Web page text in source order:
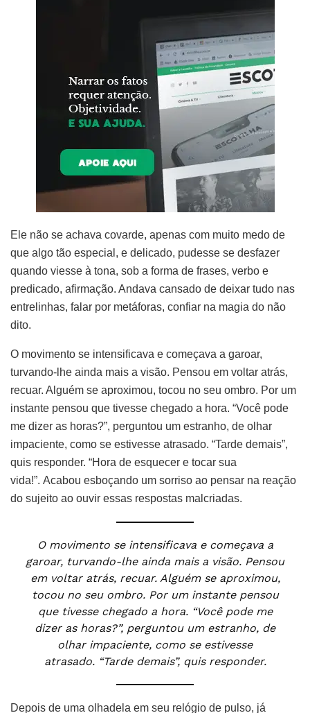
Ele não se achava covarde, apenas com muito medo de
que algo tão especial, e delicado, pudesse se desfazer
quando viesse à tona, sob a forma de frases, verbo e
predicado, afirmação. Andava cansado de deixar tudo nas
entrelinhas, falar por metáforas, confiar na magia do não
dito.
O movimento se intensificava e começava a garoar,
turvando-lhe ainda mais a visão. Pensou em voltar atrás,
recuar. Alguém se aproximou, tocou no seu ombro. Por um
instante pensou que tivesse chegado a hora. “Você pode
me dizer as horas?”, perguntou um estranho, de olhar
impaciente, como se estivesse atrasado. “Tarde demais”,
quis responder. “Hora de esquecer e tocar sua
vida!”. Acabou esboçando um sorriso ao pensar na reação
do sujeito ao ouvir essas respostas malcriadas.
O movimento se intensificava e começava a
garoar, turvando-lhe ainda mais a visão. Pensou
em voltar atrás, recuar. Alguém se aproximou,
tocou no seu ombro. Por um instante pensou
que tivesse chegado a hora. “Você pode me
dizer as horas?”, perguntou um estranho, de
olhar impaciente, como se estivesse
atrasado. “Tarde demais”, quis responder.
Depois de uma olhadela em seu relógio de pulso, já